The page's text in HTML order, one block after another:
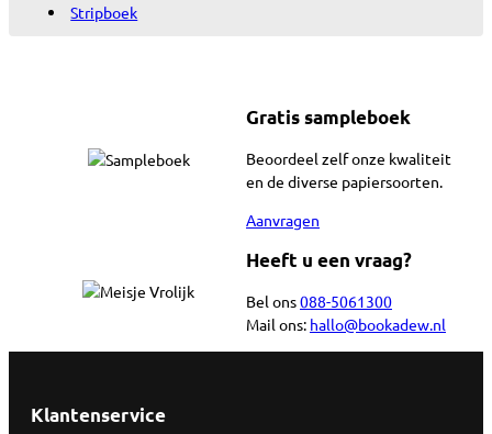
Stripboek
Heeft u een vraag?
Bel ons088-5061300
Mail ons: hallo@bookadew.nl
Gratis sampleboek
Beoordeel zelf onze kwaliteit
en de diverse papiersoorten.
Aanvragen
Klantenservice